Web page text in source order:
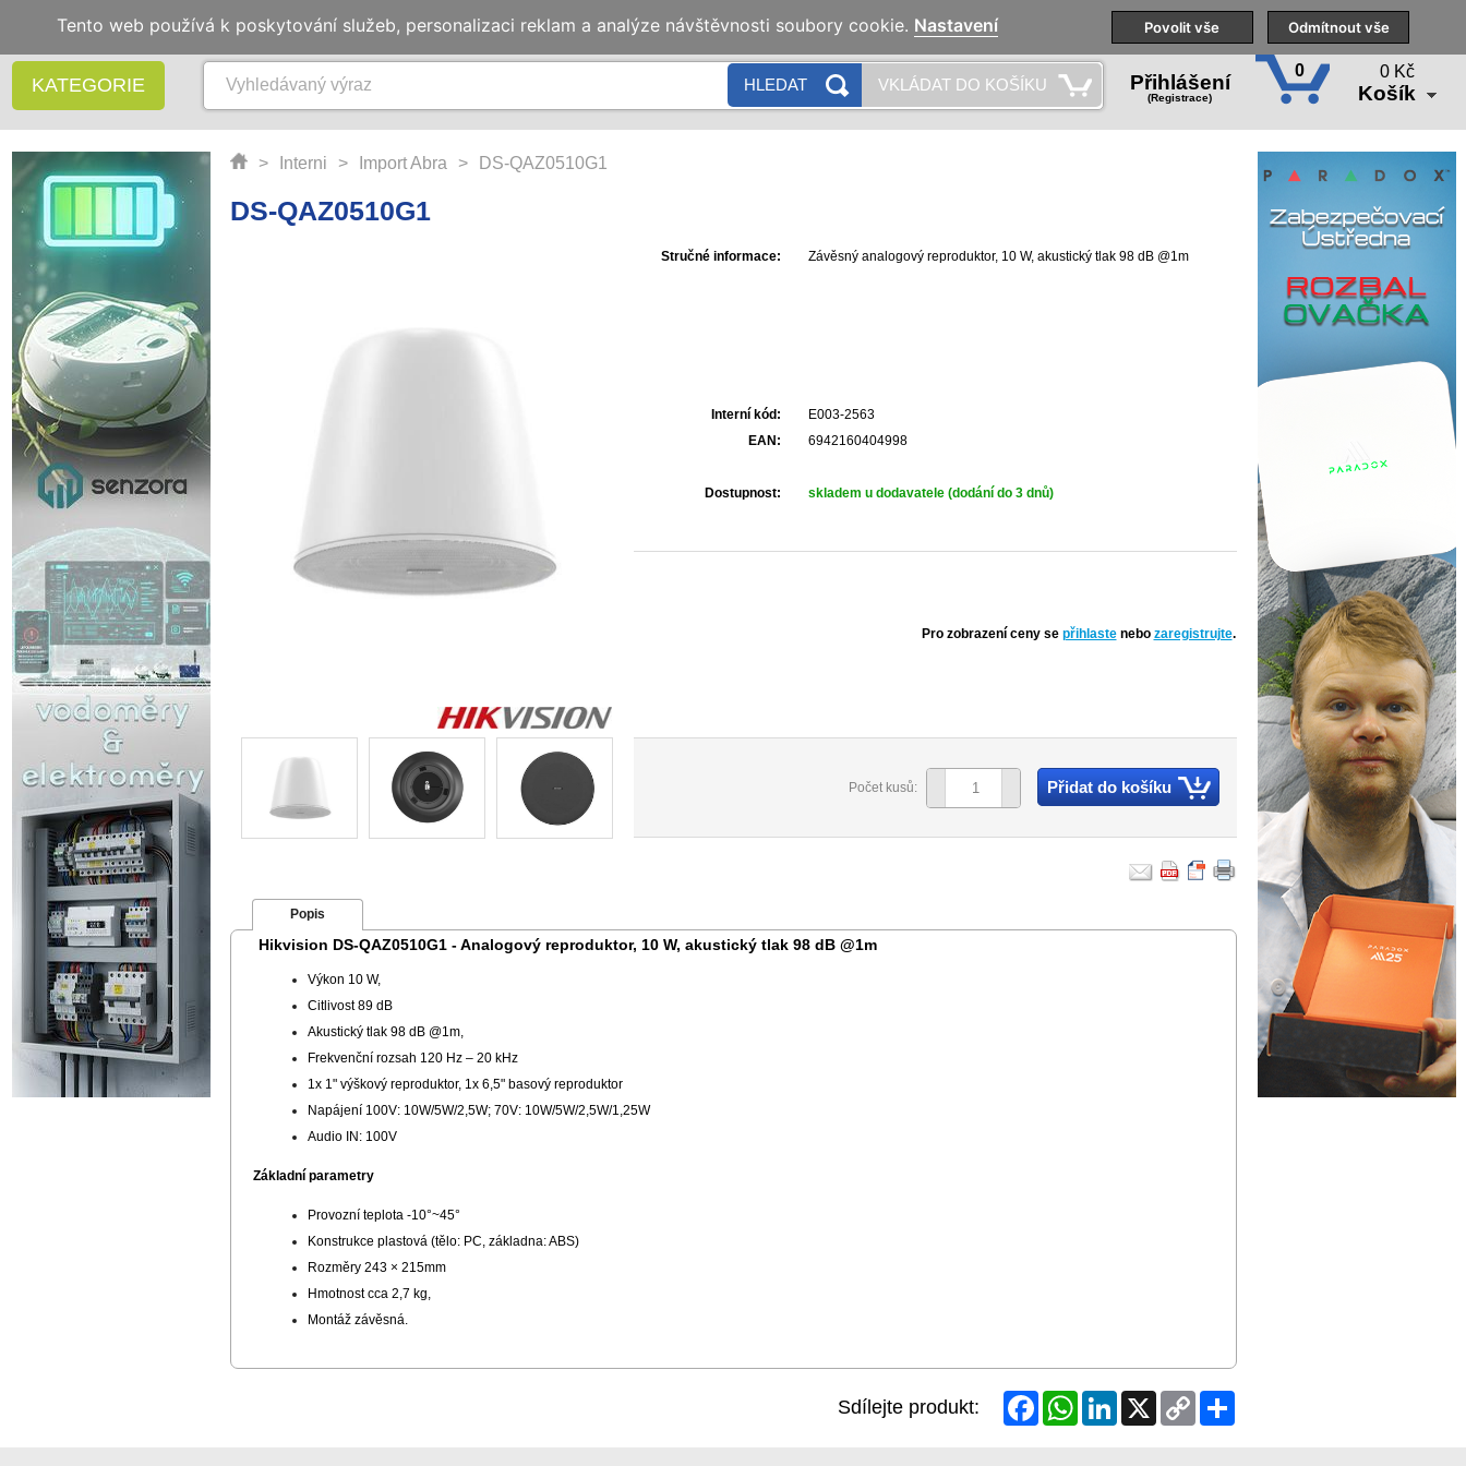
Naše pobočky Technická podpora Školení
KATEGORIE HLEDAT VKLÁDAT DO KOŠÍKU Přihlášení
(Registrace)
0 0 Kč
Košík
> Interni > Import Abra > DS-QAZ0510G1
DS-QAZ0510G1
Stručné informace: Závěsný analogový reproduktor, 10 W, akustický tlak 98 dB @1m
Interní kód:
E003-2563
EAN:
6942160404998
Dostupnost: skladem u dodavatele (dodání do 3 dnů)
Pro zobrazení ceny se přihlaste nebo zaregistrujte.
Počet kusů: Přidat do košíku
Popis
Hikvision DS-QAZ0510G1 - Analogový reproduktor, 10 W, akustický tlak 98 dB @1m
Výkon 10 W,
Citlivost 89 dB
Akustický tlak 98 dB @1m,
Frekvenční rozsah 120 Hz – 20 kHz
1x 1" výškový reproduktor, 1x 6,5" basový reproduktor
Napájení 100V: 10W/5W/2,5W; 70V: 10W/5W/2,5W/1,25W
Audio IN: 100V
Základní parametry
Provozní teplota -10°~45°
Konstrukce plastová (tělo: PC, základna: ABS)
Rozměry 243 × 215mm
Hmotnost cca 2,7 kg,
Montáž závěsná.
Sdílejte produkt: FacebookWhatsAppLinkedIn
X
Copy
Link
Share
Tento web používá k poskytování služeb, personalizaci reklam a analýze návštěvnosti soubory cookie. Nastavení Povolit vše Odmítnout vše